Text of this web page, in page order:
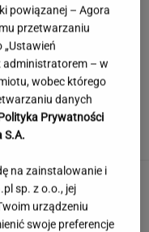
nawet nie słyszałeś.
późno. To może
służyć dziecku
a kurzajki. O czym
problemu?
powiązanej – Agora
przetwarzaniu
„Ustawień
administratorem – w
wobec którego
danych
Prywatności
S.A.
na zainstalowanie i
sp. z o.o., jej
urządzeniu
swoje preferencje